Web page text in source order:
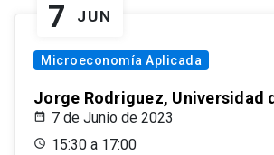
7 JUN
Microeconomía Aplicada
Jorge Rodriguez, Universidad
7 de Junio de 2023
15:30 a 17:00